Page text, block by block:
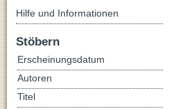
Hilfe und Informationen
Stöbern
Erscheinungsdatum
Autoren
Titel